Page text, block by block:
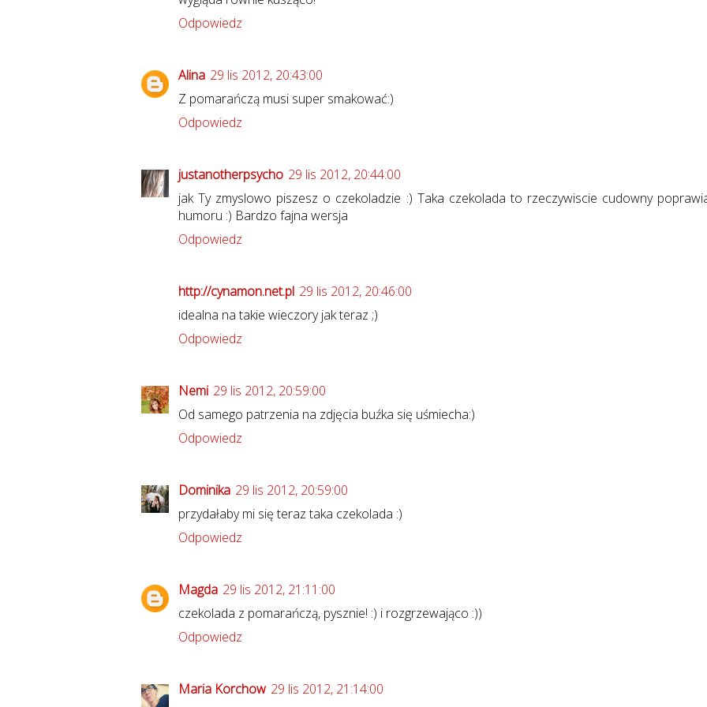
Odpowiedz
Alina 29 lis 2012, 20:43:00
Z pomarańczą musi super smakować:)
Odpowiedz
justanotherpsycho 29 lis 2012, 20:44:00
jak Ty zmyslowo piszesz o czekoladzie :) Taka czekolada to rzeczywiscie cudowny
humoru :) Bardzo fajna wersja
Odpowiedz
http://cynamon.net.pl 29 lis 2012, 20:46:00
idealna na takie wieczory jak teraz ;)
Odpowiedz
Nemi 29 lis 2012, 20:59:00
Od samego patrzenia na zdjęcia buźka się uśmiecha:)
Odpowiedz
Dominika 29 lis 2012, 20:59:00
przydałaby mi się teraz taka czekolada :)
Odpowiedz
Magda 29 lis 2012, 21:11:00
czekolada z pomarańczą, pysznie! :) i rozgrzewająco :))
Odpowiedz
Maria Korchow 29 lis 2012, 21:14:00